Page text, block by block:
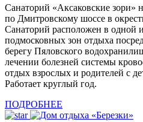
Санаторий «Аксаковские
по Дмитровскому шоссе в
Санаторий расположен в одной
подмосковных зон отдыха
берегу Пяловского
лечении болезней системы
отдых взрослых и родителей с
Работает круглый год.
ПОДРОБНЕЕ